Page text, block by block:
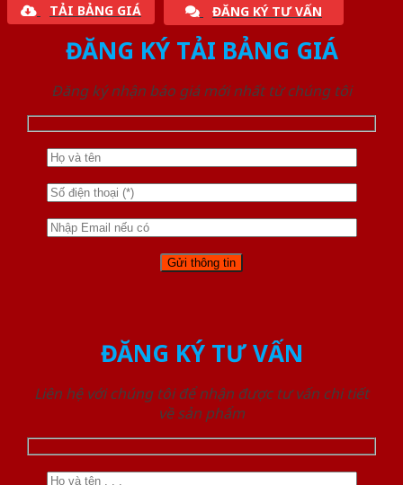
TẢI BẢNG GIÁ ĐĂNG KÝ TƯ VẤN
ĐĂNG KÝ TẢI BẢNG GIÁ
Đăng ký nhận báo giá mới nhất từ chúng tôi
ĐĂNG KÝ TƯ VẤN
Liên hệ với chúng tôi để nhận được tư vấn chi tiết
về sản phẩm